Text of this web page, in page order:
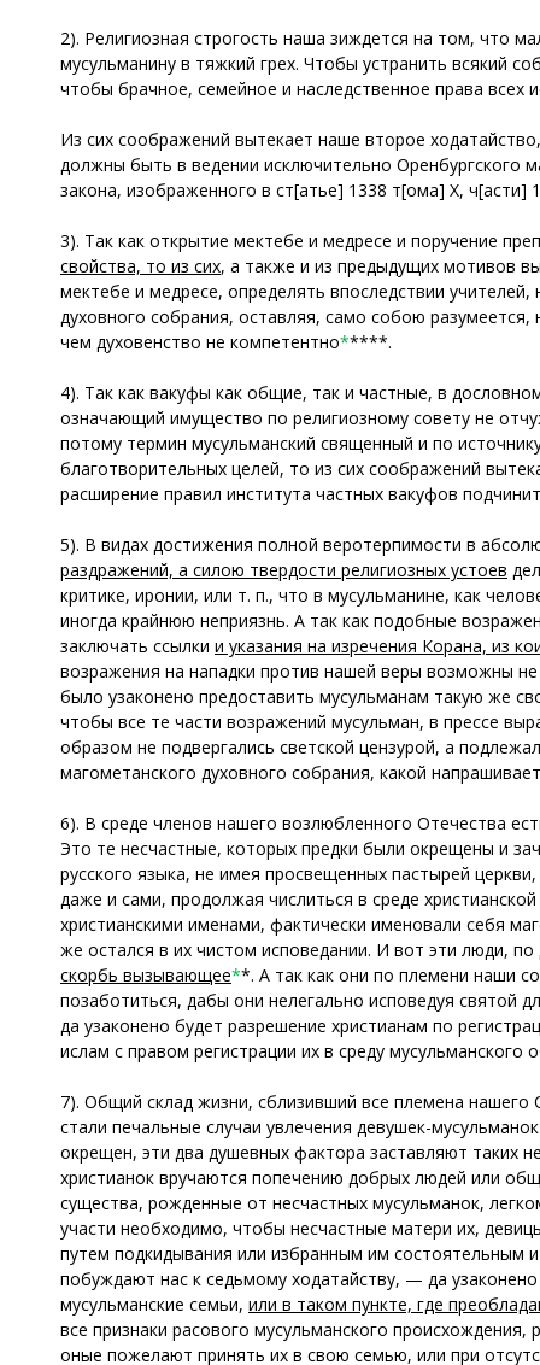
2). Религиозная строгость наша зиждется на том, что
мусульманину в тяжкий грех. Чтобы устранить всякий
чтобы брачное, семейное и наследственное права
Из сих соображений вытекает наше второе
должны быть в ведении исключительно Оренбургского
закона, изображенного в ст[атье] 1338 т[ома] Х, ч[асти]
3). Так как открытие мектебе и медресе и поручение
свойства, то из сих, а также и из предыдущих мотивов
мектебе и медресе, определять впоследствии
духовного собрания, оставляя, само собою
чем духовенство не компетентно*****.
4). Так как вакуфы как общие, так и частные, в
означающий имущество по религиозному совету не
потому термин мусульманский священный и по
благотворительных целей, то из сих соображений
расширение правил института частных вакуфов
5). В видах достижения полной веротерпимости в
раздражений, а силою твердости религиозных устоев
критике, иронии, или т. п., что в мусульманине, как
иногда крайнюю неприязнь. А так как подобные
заключать ссылки и указания на изречения Корана, из
возражения на нападки против нашей веры возможны
было узаконено предоставить мусульманам такую же
чтобы все те части возражений мусульман, в прессе
образом не подвергались светской цензурой, а
магометанского духовного собрания, какой
6). В среде членов нашего возлюбленного Отечества
Это те несчастные, которых предки были окрещены и
русского языка, не имея просвещенных пастырей
даже и сами, продолжая числиться в среде
христианскими именами, фактически именовали себя
же остался в их чистом исповедании. И вот эти люди,
скорбь вызывающее**. А так как они по племени наши
позаботиться, дабы они нелегально исповедуя
да узаконено будет разрешение христианам по
ислам с правом регистрации их в среду мусульманского
7). Общий склад жизни, сблизивший все племена
стали печальные случаи увлечения девушек-
окрещен, эти два душевных фактора заставляют таких
христианок вручаются попечению добрых людей или
существа, рожденные от несчастных мусульманок,
участи необходимо, чтобы несчастные матери их,
путем подкидывания или избранным им
побуждают нас к седьмому ходатайству, — да
мусульманские семьи, или в таком пункте, где
все признаки расового мусульманского
оные пожелают принять их в свою семью, или при